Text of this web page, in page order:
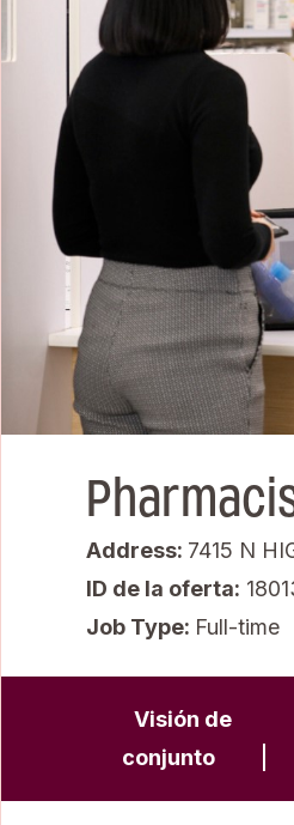
Address: 7415 N
ID de la oferta
Job Type: Full-time
Visión de
conjunto